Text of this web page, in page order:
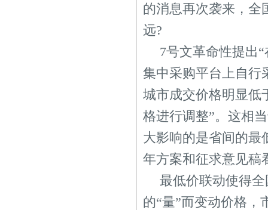
的消息再次袭来，全
远?
7号文革命性提出
集中采购平台上自行
城市成交价格明显低
格进行调整”。这相
大影响的是省间的最
年方案和征求意见稿
最低价联动使得
的“量”而变动价格，